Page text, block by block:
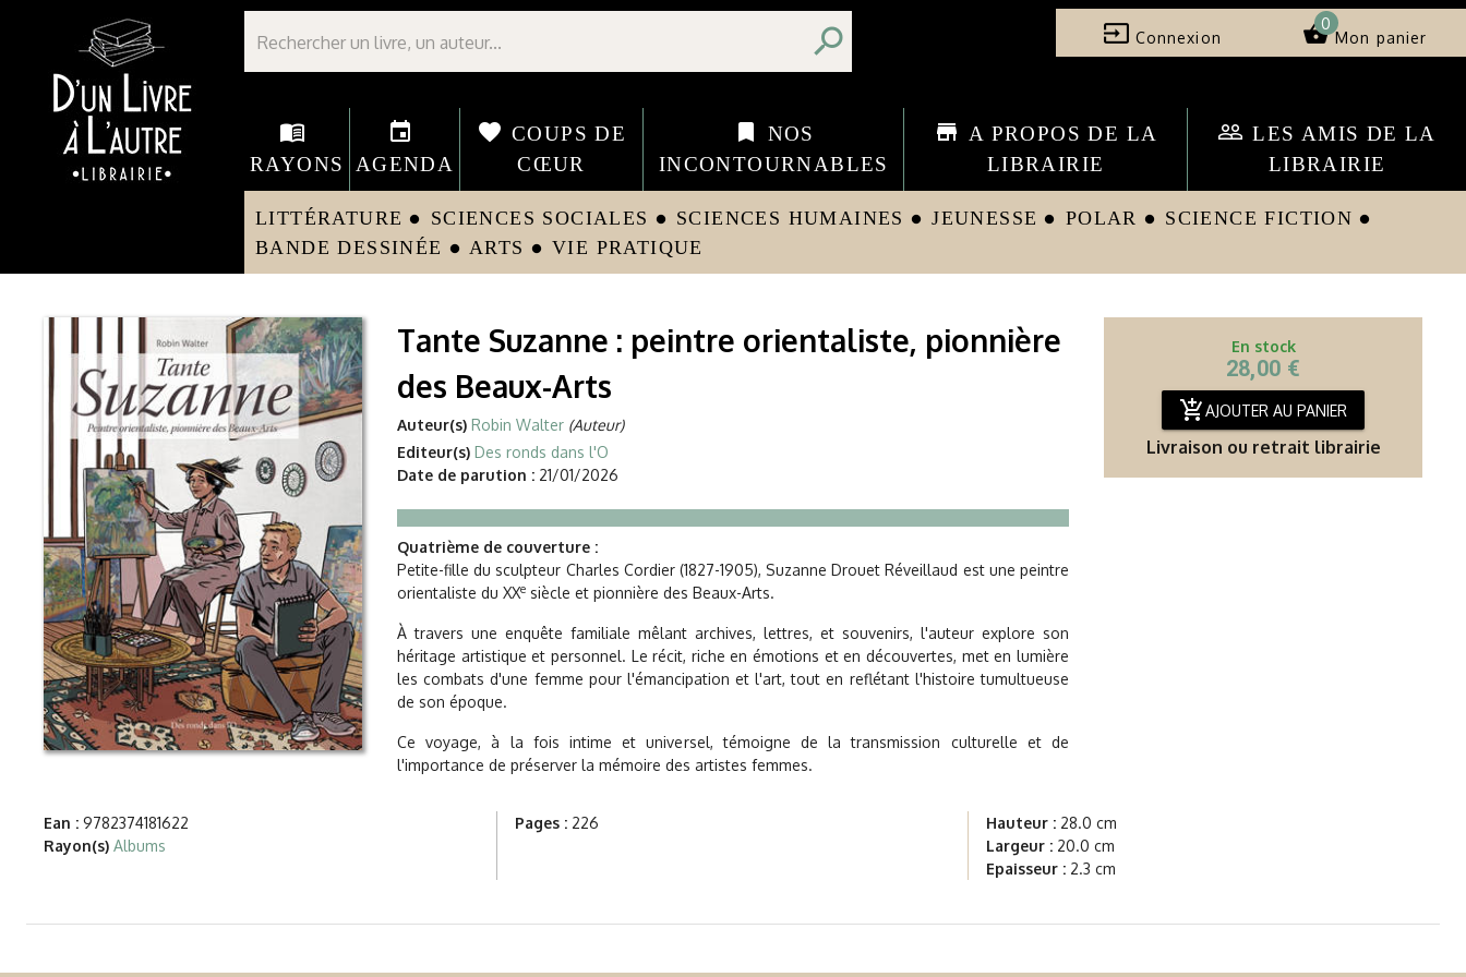
Librairie D'un livre à l'autre - Avranches
search input Connexion shopping_basket
0
Mon panier
menu_book
RAYONS
event
AGENDA
favorite COUPS DE
CŒUR
bookmark
NOS
INCONTOURNABLES
store A PROPOS DE LA
LIBRAIRIE
people_outline LES AMIS DE LA
LIBRAIRIE
LITTÉRATURE circle SCIENCES SOCIALES circle SCIENCES HUMAINES circle JEUNESSE circle POLAR circle SCIENCE FICTION circle
BANDE DESSINÉE circle ARTS circle VIE PRATIQUE
Tante Suzanne : peintre orientaliste, pionnière
des Beaux-Arts
Auteur(s) Robin Walter (Auteur)
Editeur(s) Des ronds dans l'O
Date de parution : 21/01/2026
Quatrième de couverture :
Petite-fille du sculpteur Charles Cordier (1827-1905), Suzanne Drouet Réveillaud est une peintre
orientaliste du XXe siècle et pionnière des Beaux-Arts.
À travers une enquête familiale mêlant archives, lettres, et souvenirs, l'auteur explore son
héritage artistique et personnel. Le récit, riche en émotions et en découvertes, met en lumière
les combats d'une femme pour l'émancipation et l'art, tout en reflétant l'histoire tumultueuse
de son époque.
Ce voyage, à la fois intime et universel, témoigne de la transmission culturelle et de
l'importance de préserver la mémoire des artistes femmes.
En stock
28,00 €
add_shopping_cartAJOUTER AU PANIER
Livraison ou retrait librairie
Ean : 9782374181622
Rayon(s) Albums
Pages : 226 Hauteur : 28.0 cm
Largeur : 20.0 cm
Epaisseur : 2.3 cm